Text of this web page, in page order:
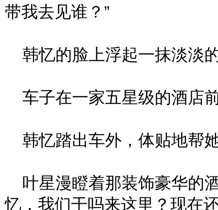
带我去见谁？”
韩忆的脸上浮起一抹淡淡
车子在一家五星级的酒店
韩忆踏出车外，体贴地帮
叶星漫瞪着那装饰豪华的
忆，我们干吗来这里？现在